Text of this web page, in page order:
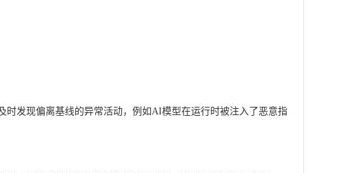
发现偏离基线的异常活动，例如AI模型在运行时被注入了恶意指